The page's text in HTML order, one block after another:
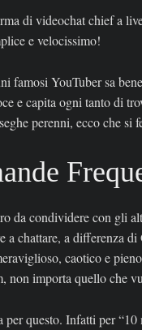
di videochat chief a
e velocissimo!
famosi YouTuber sa
e capita ogni tanto di
perenni, ecco che si
da condividere con gli
chattare, a differenza
caotico e
non importa quello che
questo. Infatti per